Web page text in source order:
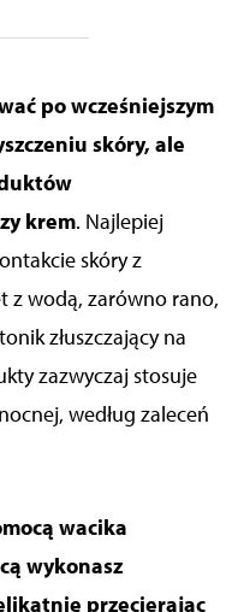
po wcześniejszym
skóry, ale
krem. Najlepiej
skóry z
z wodą, zarówno rano,
złuszczający na
zazwyczaj stosuje
według zaleceń
wacika
wykonasz
przecierając